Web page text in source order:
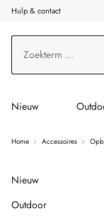
de hoofdinhoud
Ga naar zoeken
Ga naar de
Hulp & contact
Nieuw
Home Accessoires
Nieuw
Outdoor